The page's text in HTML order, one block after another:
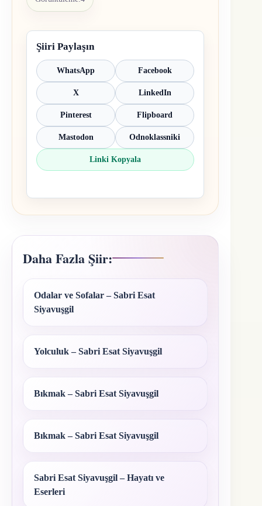
Şiiri Paylaşın
WhatsApp Facebook
X LinkedIn
Pinterest Flipboard
Mastodon Odnoklassniki
Linki Kopyala
Daha Fazla Şiir:
Odalar ve Sofalar – Sabri Esat
Siyavuşgil
Yolculuk – Sabri Esat Siyavuşgil
Bıkmak – Sabri Esat Siyavuşgil
Bıkmak – Sabri Esat Siyavuşgil
Sabri Esat Siyavuşgil – Hayatı ve
Eserleri